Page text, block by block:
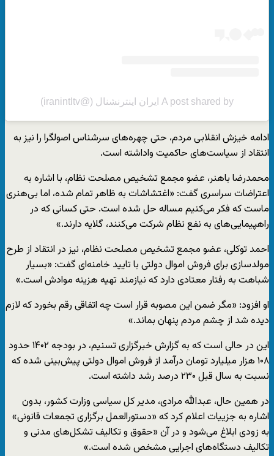
A post shared by ایران اینترنشنال (@iranintltv)
ادامه خیزش انقلابی مردم، حتی چهره‌های سرشناس اصولگرا را نیز به
انتقاد از سیاست‌های حاکمیت واداشته است.
محمدرضا باهنر،‌ عضو مجمع تشخیص مصلحت نظام،‌ با اشاره به
اعتراضات سراسری گفت: «اغتشاشات به ظاهر تمام شده، اما بی‌هنری
ماست که فکر می‌کنیم مساله حل شده است. حتی کسانی که در
راهپیمایی‌های به نفع نظام شرکت می‌کنند،‌ گلایه دارند.»
احمد توکلی، عضو مجمع تشخیص مصلحت نظام، نیز در انتقاد از طرح
مولدسازی برای فروش اموال دولتی با تایید خامنه‌ای گفت:‌ «بسیار
شباهت به رفتار معتادی دارد که نیازمند تهیه هزینه موادش است.»
او افزود: «مگر ضمن این مصوبه قرار است چه اتفاقی رقم بخورد که لازم
دیده شد از چشم مردم پنهان بماند.»
این در حالی است که به گزارش خبرگزاری تسنیم، در بودجه ۱۴۰۲ حدود
۱۰۸ هزار میلیارد تومان درآمد از فروش اموال دولتی پیش‌بینی شده که
نسبت به سال قبل ۲۳۰ درصد رشد داشته است.
در همین حال، عبدالله مرادی، مدیر کل سیاسی وزارت کشور، بدون
اشاره به جزییات اعلام کرد که «دستورالعمل برگزاری تجمعات قانونی»
به زودی ابلاغ می‌‌شود و در آن «حقوق و تکالیف تشکل‌های مدنی و
تکالیف دستگاه‌های اجرایی مشخص شده است.»